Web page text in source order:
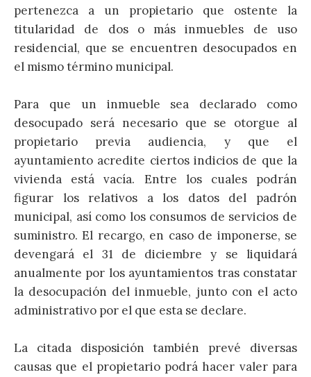
pertenezca a un propietario que ostente la
titularidad de dos o más inmuebles de uso
residencial, que se encuentren desocupados en
el mismo término municipal.
Para que un inmueble sea declarado como
desocupado será necesario que se otorgue al
propietario previa audiencia, y que el
ayuntamiento acredite ciertos indicios de que la
vivienda está vacía. Entre los cuales podrán
figurar los relativos a los datos del padrón
municipal, así como los consumos de servicios de
suministro. El recargo, en caso de imponerse, se
devengará el 31 de diciembre y se liquidará
anualmente por los ayuntamientos tras constatar
la desocupación del inmueble, junto con el acto
administrativo por el que esta se declare.
La citada disposición también prevé diversas
causas que el propietario podrá hacer valer para